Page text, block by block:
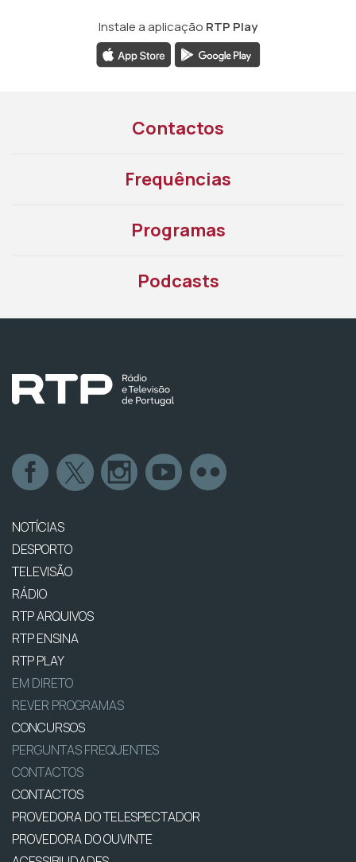
Instale a aplicação RTP Play
Contactos
Frequências
Programas
Podcasts
NOTÍCIAS
DESPORTO
TELEVISÃO
RÁDIO
RTP ARQUIVOS
RTP ENSINA
RTP PLAY
EM DIRETO
REVER PROGRAMAS
CONCURSOS
PERGUNTAS FREQUENTES
CONTACTOS
CONTACTOS
PROVEDORA DO TELESPECTADOR
PROVEDORA DO OUVINTE